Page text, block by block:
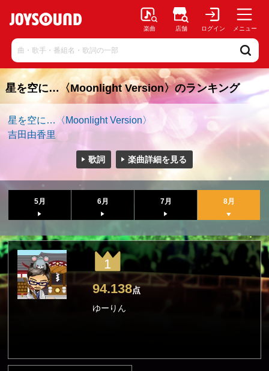
楽曲 店舗 ログイン メニュー
星を空に…〈Moonlight Version〉のランキング
星を空に…〈Moonlight Version〉
吉田由香里
歌詞 楽曲詳細を見る
5月 6月 7月 8月
1
94.138点
ゆーりん